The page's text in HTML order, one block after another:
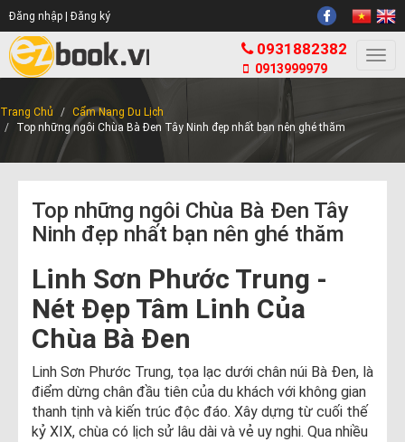
Đăng nhập | Đăng ký
0931882382
0913999979
Trang Chủ
Cẩm Nang Du Lịch
Top những ngôi Chùa Bà Đen Tây Ninh đẹp nhất bạn nên ghé thăm
Top những ngôi Chùa Bà Đen Tây
Ninh đẹp nhất bạn nên ghé thăm
Linh Sơn Phước Trung -
Nét Đẹp Tâm Linh Của
Chùa Bà Đen
Linh Sơn Phước Trung, tọa lạc dưới chân núi Bà Đen, là
điểm dừng chân đầu tiên của du khách với không gian
thanh tịnh và kiến trúc độc đáo. Xây dựng từ cuối thế
kỷ XIX, chùa có lịch sử lâu dài và vẻ uy nghi. Qua nhiều